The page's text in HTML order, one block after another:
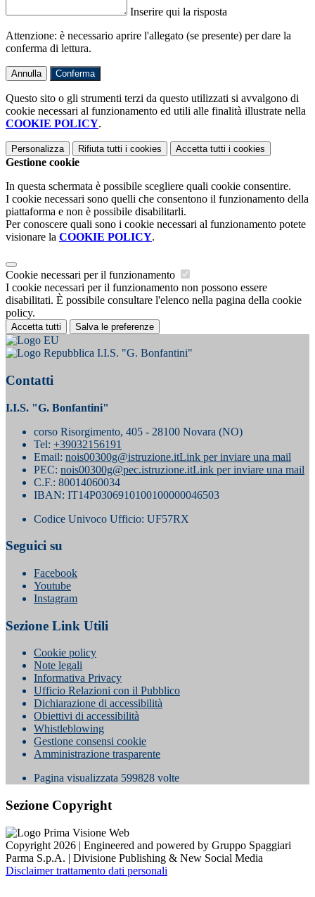
Inserire qui la risposta
Attenzione: è necessario aprire l'allegato (se presente) per dare la
conferma di lettura.
Annulla Conferma
Questo sito o gli strumenti terzi da questo utilizzati si avvalgono di
cookie necessari al funzionamento ed utili alle finalità illustrate nella
COOKIE POLICY.
Personalizza Rifiuta tutti i cookies Accetta tutti i cookies
Gestione cookie
In questa schermata è possibile scegliere quali cookie consentire.
I cookie necessari sono quelli che consentono il funzionamento della
piattaforma e non è possibile disabilitarli.
Per conoscere quali sono i cookie necessari al funzionamento potete
visionare la COOKIE POLICY.
Cookie necessari per il funzionamento
I cookie necessari per il funzionamento non possono essere
disabilitati. È possibile consultare l'elenco nella pagina della cookie
policy.
Accetta tutti Salva le preferenze
I.I.S. "G. Bonfantini"
Contatti
I.I.S. "G. Bonfantini"
corso Risorgimento, 405 - 28100 Novara (NO)
Tel: +39032156191
Email: nois00300g@istruzione.itLink per inviare una mail
PEC: nois00300g@pec.istruzione.itLink per inviare una mail
C.F.: 80014060034
IBAN: IT14P0306910100100000046503
Codice Univoco Ufficio: UF57RX
Seguici su
Facebook
Youtube
Instagram
Sezione Link Utili
Cookie policy
Note legali
Informativa Privacy
Ufficio Relazioni con il Pubblico
Dichiarazione di accessibilità
Obiettivi di accessibilità
Whistleblowing
Gestione consensi cookie
Amministrazione trasparente
Pagina visualizzata 599828 volte
Sezione Copyright
Copyright 2026 | Engineered and powered by Gruppo Spaggiari
Parma S.p.A. | Divisione Publishing & New Social Media
Disclaimer trattamento dati personali